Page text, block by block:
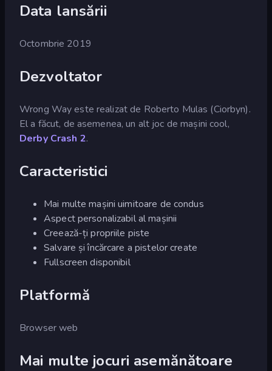
Data lansării
Octombrie 2019
Dezvoltator
Wrong Way este realizat de Roberto Mulas (Ciorbyn).
El a făcut, de asemenea, un alt joc de mașini cool,
Derby Crash 2.
Caracteristici
Mai multe mașini uimitoare de condus
Aspect personalizabil al mașinii
Creează-ți propriile piste
Salvare și încărcare a pistelor create
Fullscreen disponibil
Platformă
Browser web
Mai multe jocuri asemănătoare